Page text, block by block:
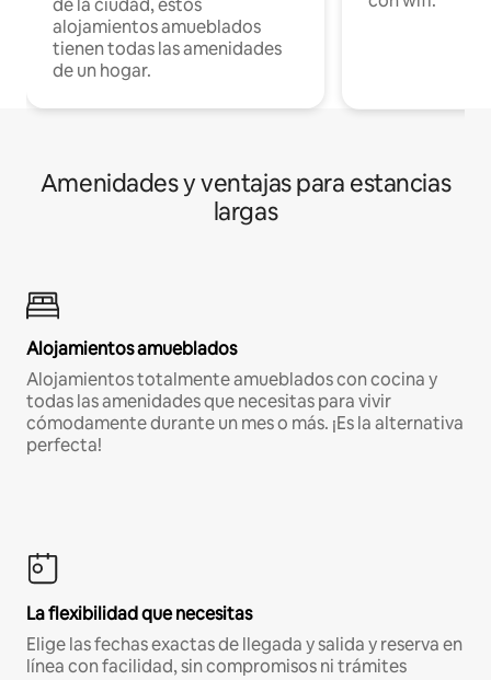
de la ciudad, estos
alojamientos amueblados
tienen todas las amenidades
de un hogar.
Amenidades y ventajas para estancias
largas
Alojamientos amueblados
Alojamientos totalmente amueblados con cocina y
todas las amenidades que necesitas para vivir
cómodamente durante un mes o más. ¡Es la alternativa
perfecta!
La flexibilidad que necesitas
Elige las fechas exactas de llegada y salida y reserva en
línea con facilidad, sin compromisos ni trámites